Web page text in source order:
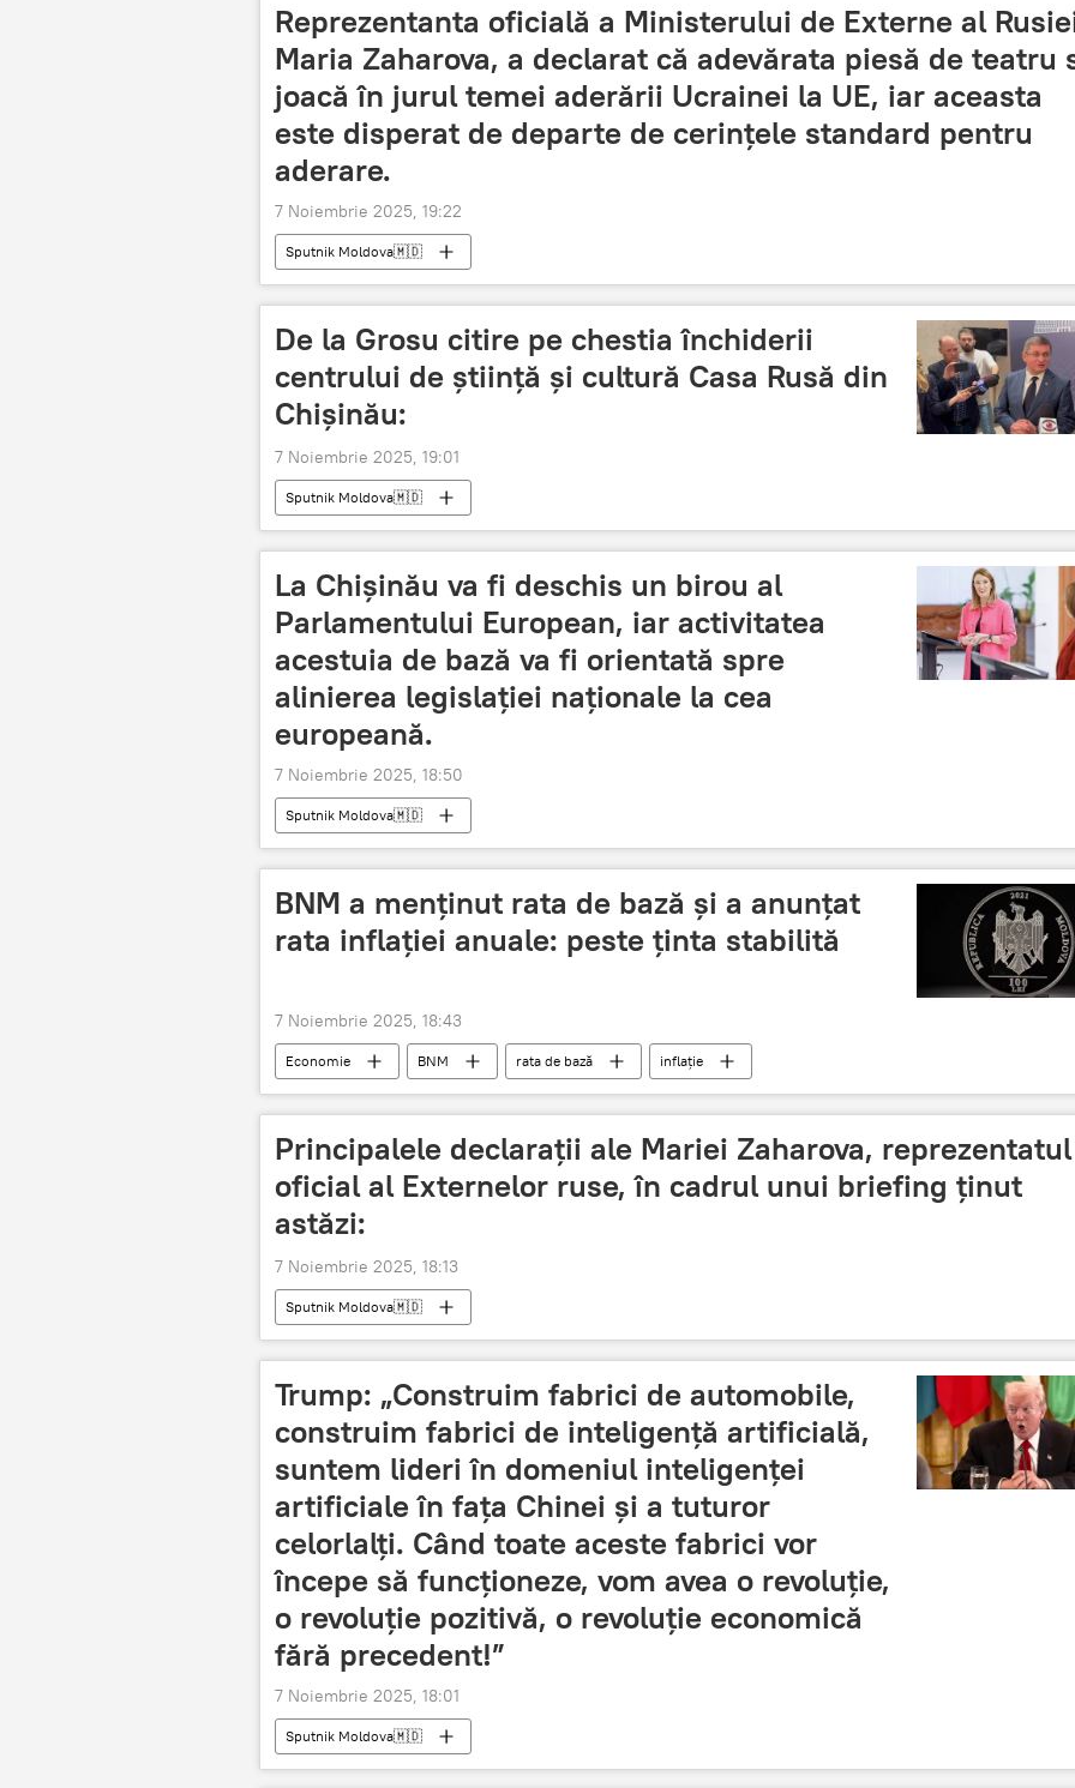
Reprezentanta oficială a Ministerului de Externe al
Maria Zaharova, a declarat că adevărata piesă de teatru
joacă în jurul temei aderării Ucrainei la UE, iar aceasta
este disperat de departe de cerințele standard pentru
aderare.
7 Noiembrie 2025, 19:22
Sputnik Moldova🇲🇩
De la Grosu citire pe chestia închiderii
centrului de știință și cultură Casa Rusă din
Chișinău:
7 Noiembrie 2025, 19:01
Sputnik Moldova🇲🇩
La Chișinău va fi deschis un birou al
Parlamentului European, iar activitatea
acestuia de bază va fi orientată spre
alinierea legislației naționale la cea
europeană.
7 Noiembrie 2025, 18:50
Sputnik Moldova🇲🇩
BNM a menținut rata de bază și a anunțat
rata inflației anuale: peste ținta stabilită
7 Noiembrie 2025, 18:43
Economie BNM rata de bază inflație
Principalele declarații ale Mariei Zaharova, reprezentatul
oficial al Externelor ruse, în cadrul unui briefing ținut
astăzi:
7 Noiembrie 2025, 18:13
Sputnik Moldova🇲🇩
Trump: „Construim fabrici de automobile,
construim fabrici de inteligență artificială,
suntem lideri în domeniul inteligenței
artificiale în fața Chinei și a tuturor
celorlalți. Când toate aceste fabrici vor
începe să funcționeze, vom avea o revoluție,
o revoluție pozitivă, o revoluție economică
fără precedent!”
7 Noiembrie 2025, 18:01
Sputnik Moldova🇲🇩